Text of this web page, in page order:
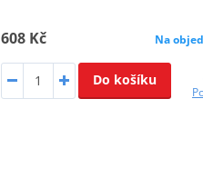
608 Kč Na
Do košíku